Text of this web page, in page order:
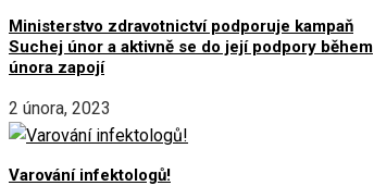
Ministerstvo zdravotnictví podporuje kampaň
Suchej únor a aktivně se do její podpory během
února zapojí
2 února, 2023
Varování infektologů!